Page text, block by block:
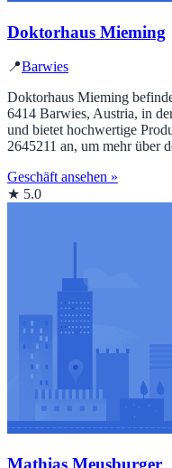
Doktorhaus Mieming
📍Barwies
Doktorhaus Mieming
6414 Barwies, Austria, in
und bietet hochwertige
2645211 an, um mehr über
Geschäft ansehen »
★ 5.0
Mathias Meusburger